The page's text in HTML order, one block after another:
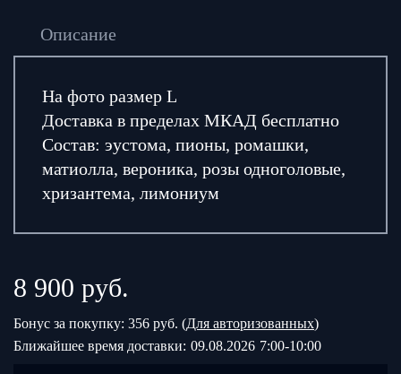
Описание
На фото размер L
Доставка в пределах МКАД бесплатно
Состав: эустома, пионы, ромашки,
матиолла, вероника, розы одноголовые,
хризантема, лимониум
8 900 руб.
Бонус за покупку: 356 руб. (Для авторизованных)
Ближайшее время доставки: 09.08.2026 7:00-10:00